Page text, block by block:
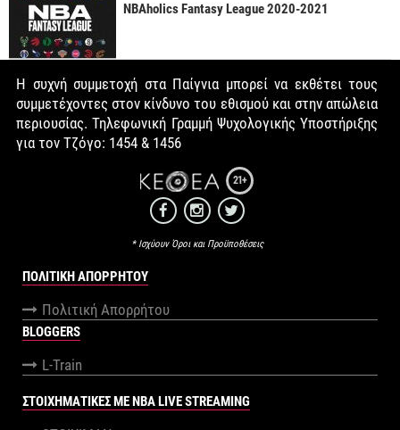
NBAholics Fantasy League 2020-2021
Η συχνή συμμετοχή στα Παίγνια μπορεί να εκθέτει τους
συμμετέχοντες στον κίνδυνο του εθισμού και στην απώλεια
περιουσίας. Τηλεφωνική Γραμμή Ψυχολογικής Υποστήριξης
για τον Τζόγο: 1454 & 1456
21+
* Ισχύουν Όροι και Προϋποθέσεις
ΠΟΛΙΤΙΚΉ ΑΠΟΡΡΉΤΟΥ
Πολιτική Απορρήτου
BLOGGERS
L-Train
ΣΤΟΙΧΗΜΑΤΙΚΕΣ ΜΕ NBA LIVE STREAMING